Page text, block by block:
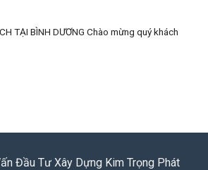
TẠI BÌNH DƯƠNG Chào mừng quý khách
Đầu Tư Xây Dựng Kim Trọng Phát